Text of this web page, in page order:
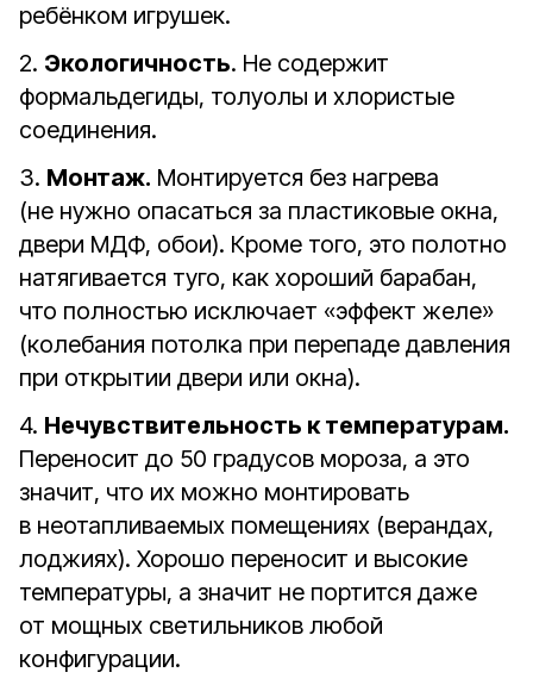
ребёнком игрушек.
2. Экологичность. Не содержит
формальдегиды, толуолы и хлористые
соединения.
3. Монтаж. Монтируется без нагрева
(не нужно опасаться за пластиковые окна,
двери МДФ, обои). Кроме того, это полотно
натягивается туго, как хороший барабан,
что полностью исключает «эффект желе»
(колебания потолка при перепаде давления
при открытии двери или окна).
4. Нечувствительность к температурам.
Переносит до 50 градусов мороза, а это
значит, что их можно монтировать
в неотапливаемых помещениях (верандах,
лоджиях). Хорошо переносит и высокие
температуры, а значит не портится даже
от мощных светильников любой
конфигурации.